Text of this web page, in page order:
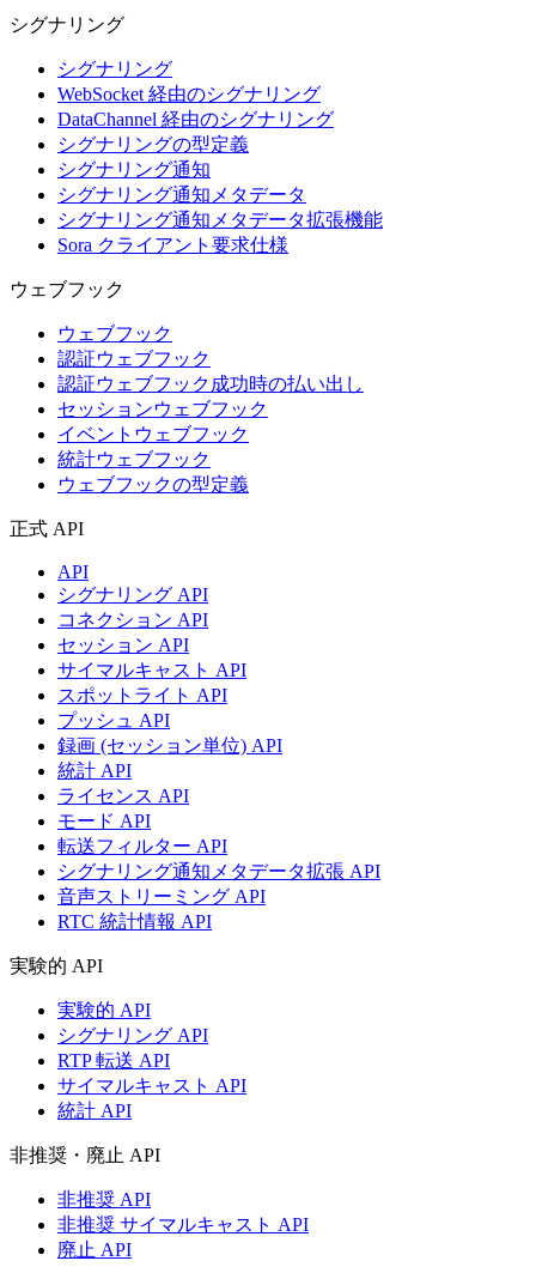
シグナリング
シグナリング
WebSocket 経由のシグナリング
DataChannel 経由のシグナリング
シグナリングの型定義
シグナリング通知
シグナリング通知メタデータ
シグナリング通知メタデータ拡張機能
Sora クライアント要求仕様
ウェブフック
ウェブフック
認証ウェブフック
認証ウェブフック成功時の払い出し
セッションウェブフック
イベントウェブフック
統計ウェブフック
ウェブフックの型定義
正式 API
API
シグナリング API
コネクション API
セッション API
サイマルキャスト API
スポットライト API
プッシュ API
録画 (セッション単位) API
統計 API
ライセンス API
モード API
転送フィルター API
シグナリング通知メタデータ拡張 API
音声ストリーミング API
RTC 統計情報 API
実験的 API
実験的 API
シグナリング API
RTP 転送 API
サイマルキャスト API
統計 API
非推奨・廃止 API
非推奨 API
非推奨 サイマルキャスト API
廃止 API